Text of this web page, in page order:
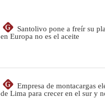
G
Santolivo pone a freír su
en Europa no es el aceite
G
Empresa de montacargas
de Lima para crecer en el sur y